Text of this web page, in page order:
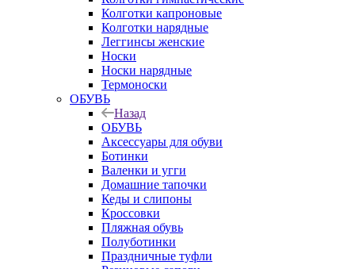
Колготки капроновые
Колготки нарядные
Леггинсы женские
Носки
Носки нарядные
Термоноски
ОБУВЬ
Назад
ОБУВЬ
Аксессуары для обуви
Ботинки
Валенки и угги
Домашние тапочки
Кеды и слипоны
Кроссовки
Пляжная обувь
Полуботинки
Праздничные туфли